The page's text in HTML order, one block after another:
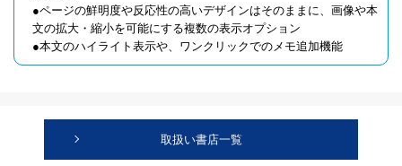
●ページの鮮明度や反応性の高いデザインはそのままに、画像や本
文の拡大・縮小を可能にする複数の表示オプション
●本文のハイライト表示や、ワンクリックでのメモ追加機能
取扱い書店一覧